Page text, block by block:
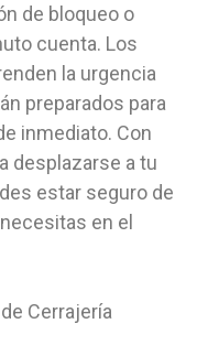
de bloqueo o
cuenta. Los
la urgencia
preparados para
inmediato. Con
desplazarse a tu
estar seguro de
en el
Cerrajería